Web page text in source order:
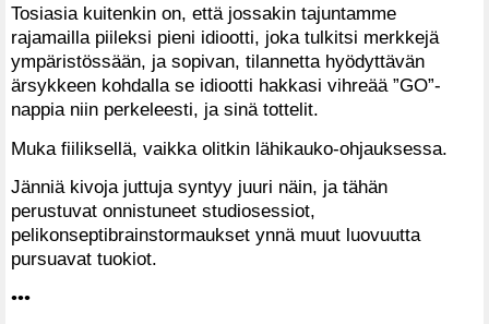
Tosiasia kuitenkin on, että jossakin tajuntamme
rajamailla piileksi pieni idiootti, joka tulkitsi merkkejä
ympäristössään, ja sopivan, tilannetta hyödyttävän
ärsykkeen kohdalla se idiootti hakkasi vihreää ”GO”-
nappia niin perkeleesti, ja sinä tottelit.
Muka fiiliksellä, vaikka olitkin lähikauko-ohjauksessa.
Jänniä kivoja juttuja syntyy juuri näin, ja tähän
perustuvat onnistuneet studiosessiot,
pelikonseptibrainstormaukset ynnä muut luovuutta
pursuavat tuokiot.
•••